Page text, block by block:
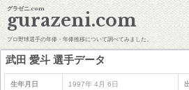
グラゼニ.com
gurazeni.com
プロ野球選手の年俸・年俸推移について調べてみました。
武田 愛斗 選手データ
生年月日 1997年 4月 6日